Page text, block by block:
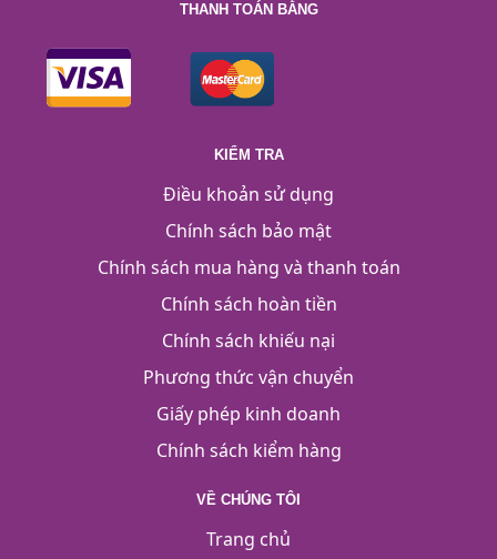
THANH TOÁN BẰNG
KIỂM TRA
Điều khoản sử dụng
Chính sách bảo mật
Chính sách mua hàng và thanh toán
Chính sách hoàn tiền
Chính sách khiếu nại
Phương thức vận chuyển
Giấy phép kinh doanh
Chính sách kiểm hàng
VỀ CHÚNG TÔI
Trang chủ